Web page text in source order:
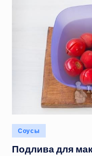
Опубликовано
в
Соусы
Подлива для